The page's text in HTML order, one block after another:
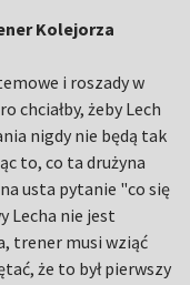
Kolejorza
i roszady w
chciałby, żeby Lech
nigdy nie będą tak
to, co ta drużyna
usta pytanie "co się
Lecha nie jest
trener musi wziąć
że to był pierwszy